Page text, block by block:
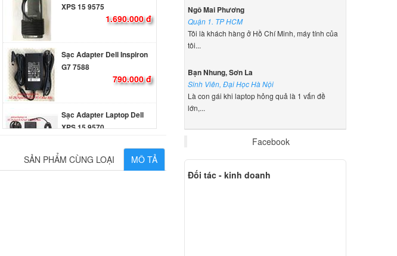
XPS 15 9575
1.690.000 đ
Sạc Adapter Dell Inspiron
G7 7588
790.000 đ
Sạc Adapter Laptop Dell
XPS 15 9570
MÔ TẢ
SẢN PHẨM CÙNG LOẠI
Ngô Mai Phương
Quận 1. TP HCM
Tôi là khách hàng ở Hồ Chí Minh, máy tính của
tôi...
Bạn Nhung, Sơn La
Sinh Viên, Đại Học Hà Nội
Là con gái khi laptop hỏng quả là 1 vấn đề
lớn,...
Facebook
Đối tác - kinh doanh